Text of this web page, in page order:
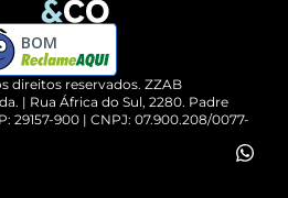
direitos reservados. ZZAB
| Rua África do Sul, 2280. Padre
29157-900 | CNPJ: 07.900.208/0077-
BOM